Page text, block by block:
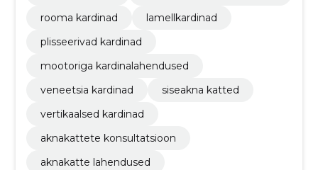
rooma kardinad
lamellkardinad
plisseerivad kardinad
mootoriga kardinalahendused
veneetsia kardinad
siseakna katted
vertikaalsed kardinad
aknakattete konsultatsioon
aknakatte lahendused